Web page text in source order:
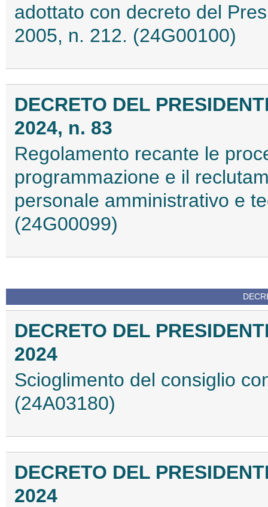
adottato con decreto del
2005, n. 212. (24G00100)
DECRETO DEL
2024, n. 83
Regolamento recante le
programmazione e il
personale amministrativo e
(24G00099)
DECRETO DEL
2024
Scioglimento del consiglio
(24A03180)
DECRETO DEL
2024